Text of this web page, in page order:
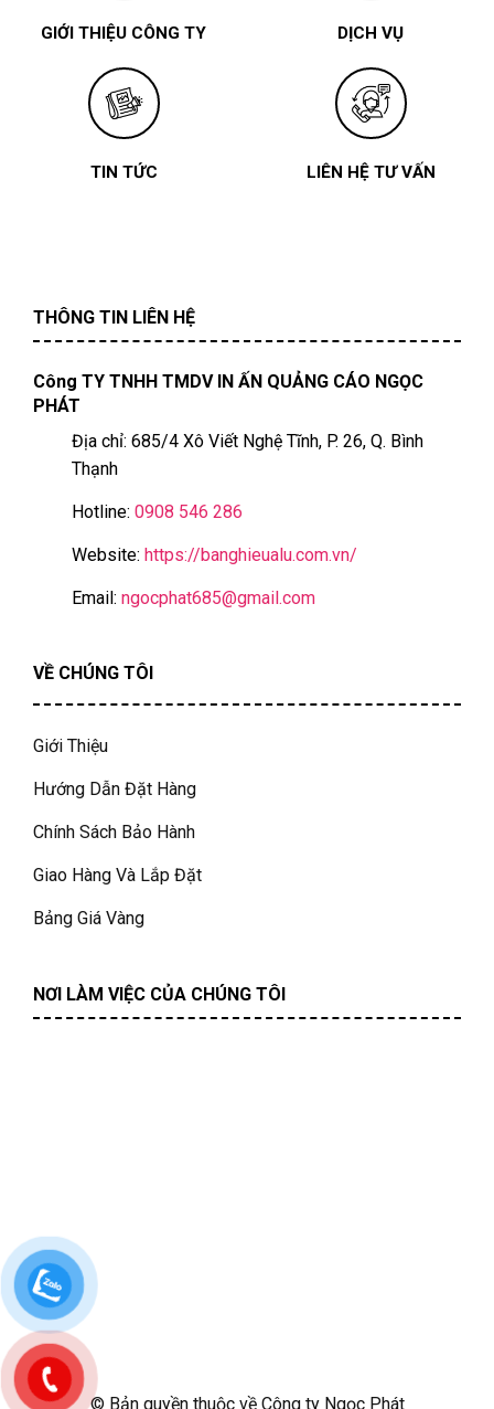
GIỚI THIỆU CÔNG TY DỊCH VỤ
TIN TỨC LIÊN HỆ TƯ VẤN
THÔNG TIN LIÊN HỆ
Công TY TNHH TMDV IN ẤN QUẢNG CÁO NGỌC
PHÁT
Địa chỉ: 685/4 Xô Viết Nghệ Tĩnh, P. 26, Q. Bình
Thạnh
Hotline: 0908 546 286
Website: https://banghieualu.com.vn/
Email: ngocphat685@gmail.com
VỀ CHÚNG TÔI
Giới Thiệu
Hướng Dẫn Đặt Hàng
Chính Sách Bảo Hành
Giao Hàng Và Lắp Đặt
Bảng Giá Vàng
NƠI LÀM VIỆC CỦA CHÚNG TÔI
© Bản quyền thuộc về Công ty Ngọc Phát